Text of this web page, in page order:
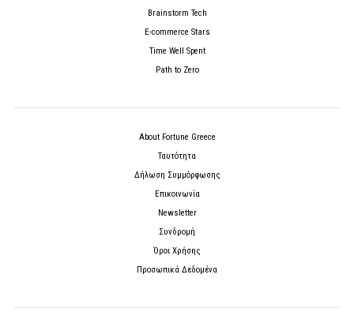
Brainstorm Tech
E-commerce Stars
Time Well Spent
Path to Zero
About Fortune Greece
Ταυτότητα
Δήλωση Συμμόρφωσης
Επικοινωνία
Newsletter
Συνδρομή
Όροι Χρήσης
Προσωπικά Δεδομένα